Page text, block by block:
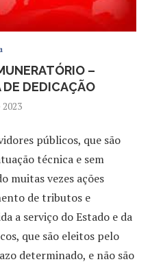
–
DE DEDICAÇÃO
públicos, que são
técnica e sem
muitas vezes ações
de tributos e
a serviço do Estado e da
que são eleitos pelo
determinado, e não são